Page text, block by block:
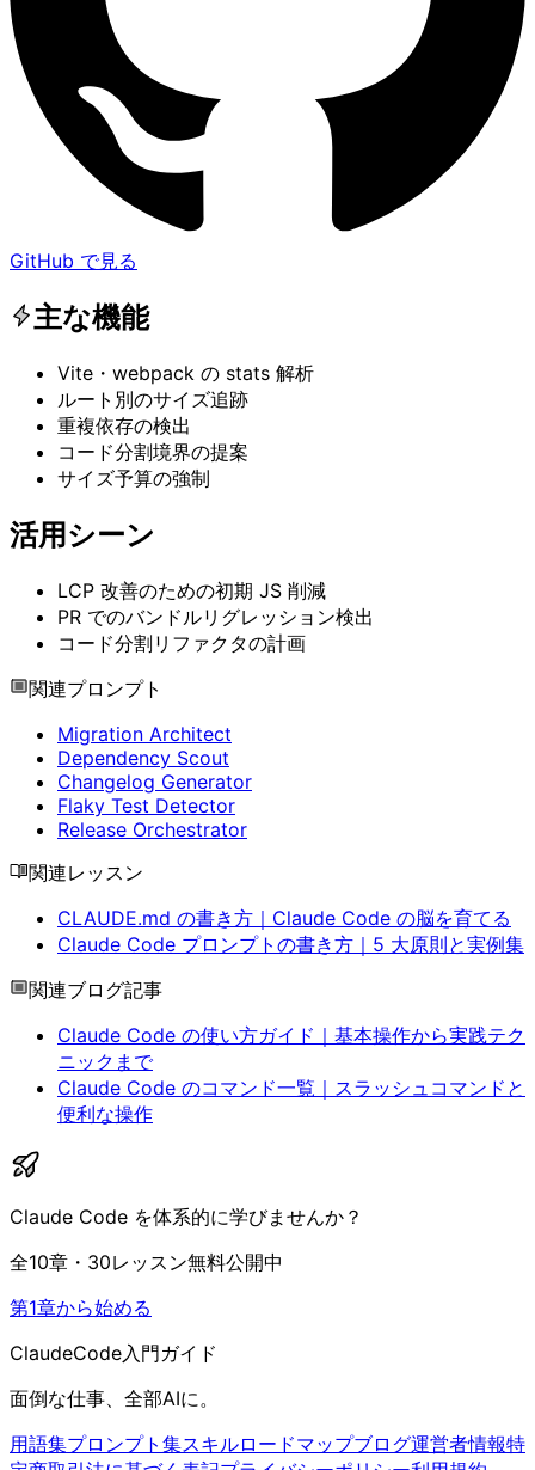
GitHub で見る
主な機能
Vite・webpack の stats 解析
ルート別のサイズ追跡
重複依存の検出
コード分割境界の提案
サイズ予算の強制
活用シーン
LCP 改善のための初期 JS 削減
PR でのバンドルリグレッション検出
コード分割リファクタの計画
関連プロンプト
Migration Architect
Dependency Scout
Changelog Generator
Flaky Test Detector
Release Orchestrator
関連レッスン
CLAUDE.md の書き方｜Claude Code の脳を育てる
Claude Code プロンプトの書き方｜5 大原則と実例集
関連ブログ記事
Claude Code の使い方ガイド｜基本操作から実践テク
ニックまで
Claude Code のコマンド一覧｜スラッシュコマンドと
便利な操作
Claude Code を体系的に学びませんか？
全10章・30レッスン無料公開中
第1章から始める
ClaudeCode入門ガイド
面倒な仕事、全部AIに。
用語集プロンプト集スキルロードマップブログ運営者情報特